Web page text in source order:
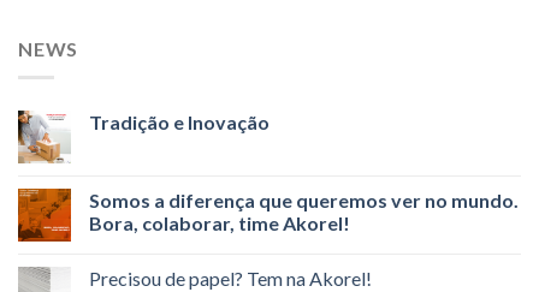
NEWS
Tradição e Inovação
Somos a diferença que queremos ver no mundo.
Bora, colaborar, time Akorel!
Precisou de papel? Tem na Akorel!